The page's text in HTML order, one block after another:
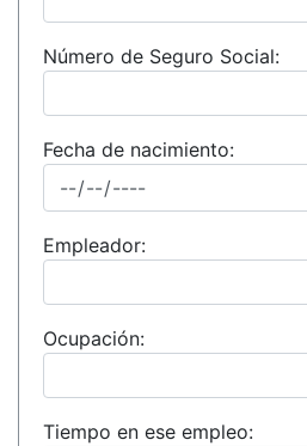
Número de Seguro Social:
Fecha de nacimiento:
Empleador:
Ocupación:
Tiempo en ese empleo: